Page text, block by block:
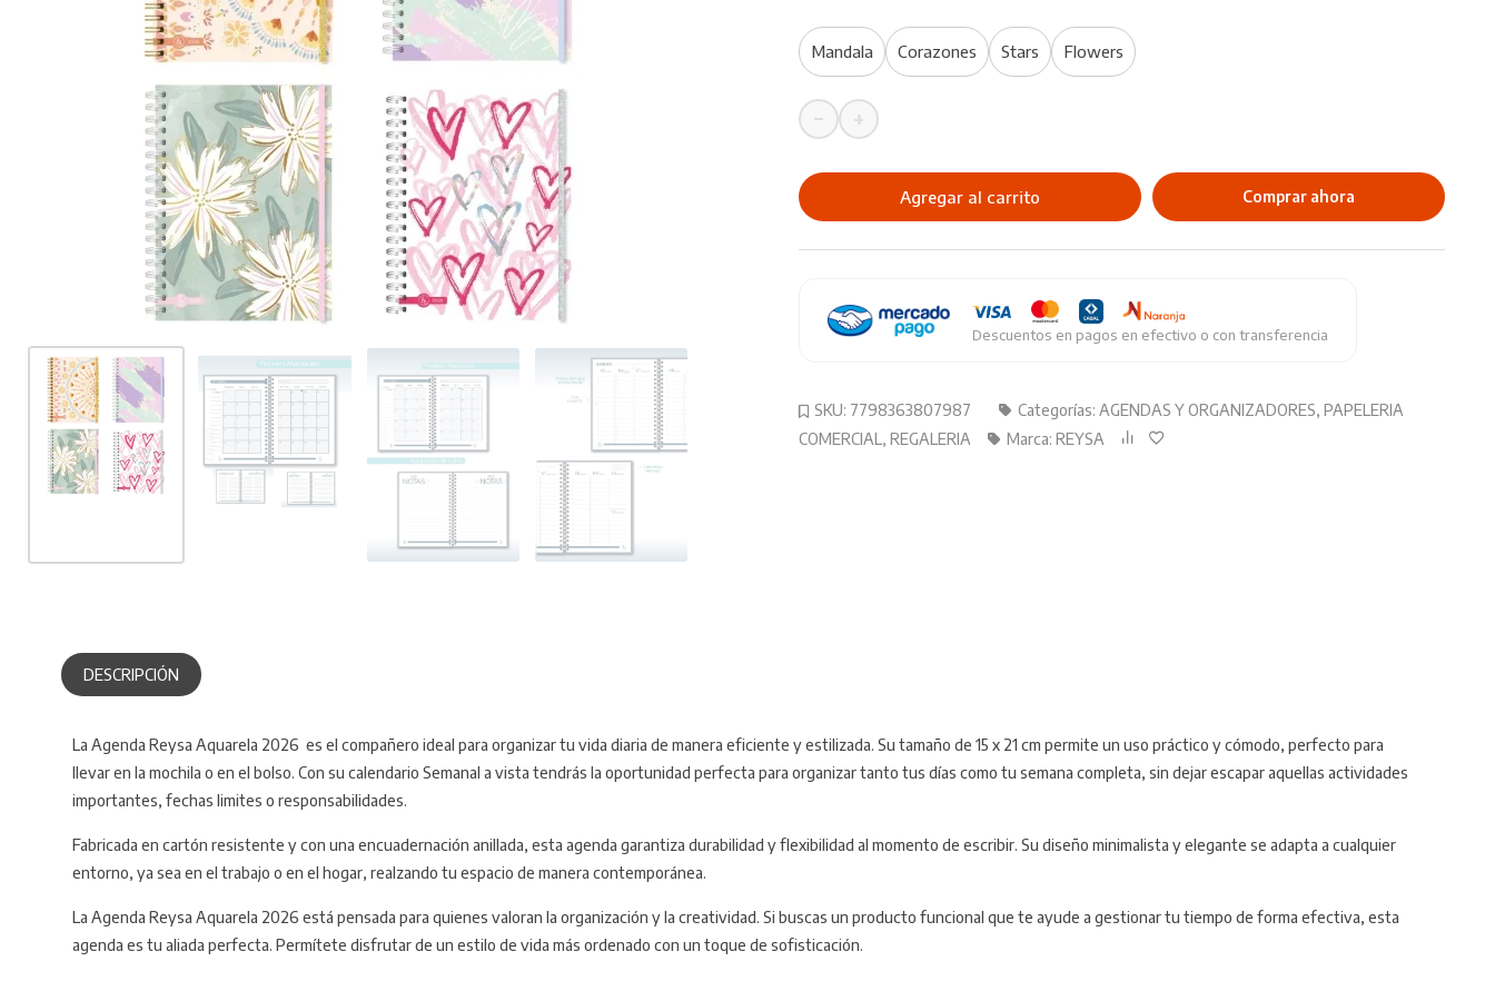
Mandala Corazones Stars Flowers
−
Agenda
Aquarela
2026
+
Agregar al carrito Comprar ahora
SKU: 7798363807987 Categorías: AGENDAS Y ORGANIZADORES, PAPELERIA
COMERCIAL , REGALERIA Marca: REYSA
Descuentos en pagos en efectivo o con transferencia
DESCRIPCIÓN
La Agenda Reysa Aquarela 2026 es el compañero ideal para organizar tu vida diaria de manera eficiente y estilizada. Su tamaño de 15 x 21 cm permite un uso práctico y cómodo, perfecto para
llevar en la mochila o en el bolso. Con su calendario Semanal a vista tendrás la oportunidad perfecta para organizar tanto tus días como tu semana completa, sin dejar escapar aquellas actividades
importantes, fechas limites o responsabilidades.
Fabricada en cartón resistente y con una encuadernación anillada, esta agenda garantiza durabilidad y flexibilidad al momento de escribir. Su diseño minimalista y elegante se adapta a cualquier
entorno, ya sea en el trabajo o en el hogar, realzando tu espacio de manera contemporánea.
La Agenda Reysa Aquarela 2026 está pensada para quienes valoran la organización y la creatividad. Si buscas un producto funcional que te ayude a gestionar tu tiempo de forma efectiva, esta
agenda es tu aliada perfecta. Permítete disfrutar de un estilo de vida más ordenado con un toque de sofisticación.